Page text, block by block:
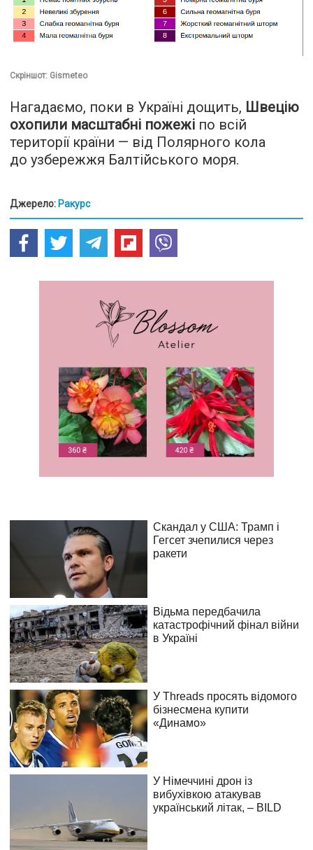
Скріншот: Gismeteo
Нагадаємо, поки в Україні дощить, Швецію
охопили масштабні пожежі по всій
території країни — від Полярного кола
до узбережжя Балтійського моря.
Джерело: Ракурс